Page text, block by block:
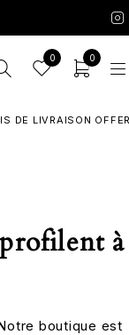
0 0
DE LIVRAISON
à
boutique est